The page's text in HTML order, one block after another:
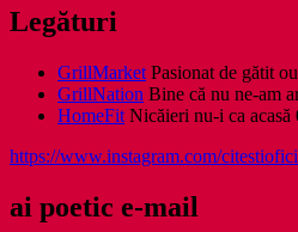
Legături
GrillMarket Pasionat de gătit
GrillNation Bine că nu ne-am
HomeFit Nicăieri nu-i ca acasă
https://www.instagram.com/
ai poetic e-mail